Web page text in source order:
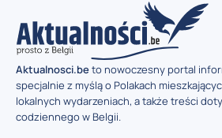
Aktualnosci.beto nowoczesny portal
specjalnie z myślą o Polakach
lokalnych wydarzeniach, a także treści
codziennego w Belgii.